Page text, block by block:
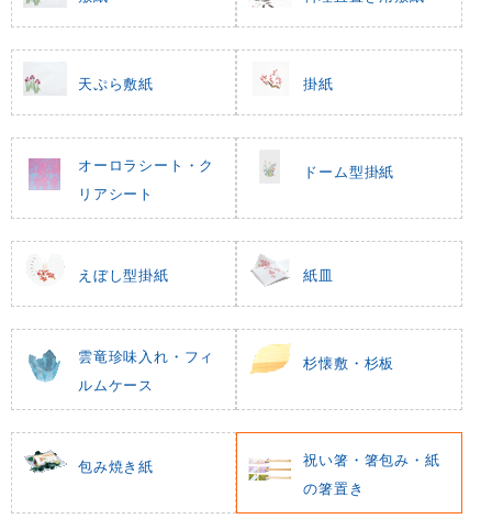
天ぷら敷紙 掛紙
オーロラシート・ク
リアシート
ドーム型掛紙
えぼし型掛紙 紙皿
雲竜珍味入れ・フィ
ルムケース
杉懐敷・杉板
包み焼き紙
祝い箸・箸包み・紙
の箸置き